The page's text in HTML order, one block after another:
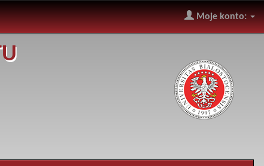
Moje konto: